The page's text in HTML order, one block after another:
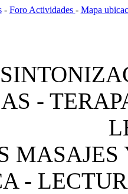
- Foro Actividades - Mapa
-
-